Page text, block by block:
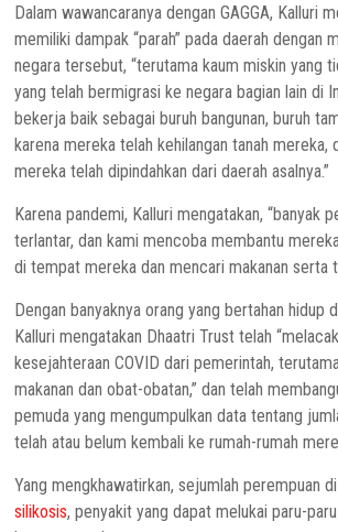
Dalam wawancaranya dengan GAGGA, Kalluri
memiliki dampak “parah” pada daerah dengan
negara tersebut, “terutama kaum miskin yang
yang telah bermigrasi ke negara bagian lain di
bekerja baik sebagai buruh bangunan, buruh
karena mereka telah kehilangan tanah mereka,
mereka telah dipindahkan dari daerah asalnya.”
Karena pandemi, Kalluri mengatakan, “banyak
terlantar, dan kami mencoba membantu
di tempat mereka dan mencari makanan serta
Dengan banyaknya orang yang bertahan hidup
Kalluri mengatakan Dhaatri Trust telah
kesejahteraan COVID dari pemerintah,
makanan dan obat-obatan,” dan telah
pemuda yang mengumpulkan data tentang
telah atau belum kembali ke rumah-rumah
Yang mengkhawatirkan, sejumlah perempuan
silikosis, penyakit yang dapat melukai paru-